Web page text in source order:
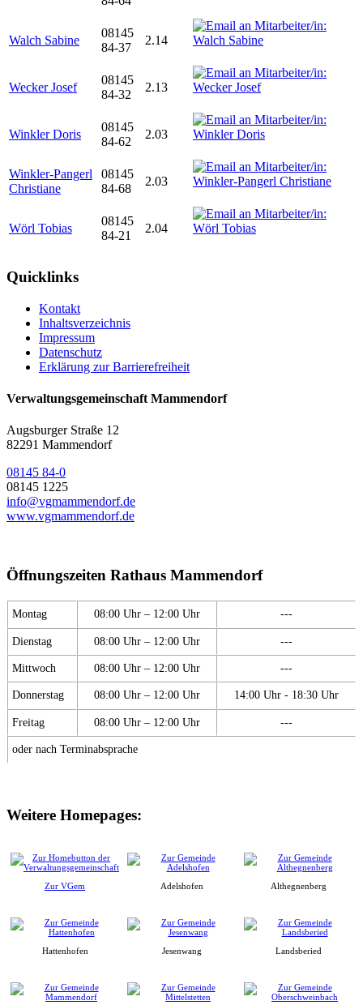
Walch Sabine
08145
84-37
2.14
Wecker Josef
08145
84-32
2.13
Winkler Doris
08145
84-62
2.03
Winkler-Pangerl
Christiane
08145
84-68
2.03
Wörl Tobias
08145
84-21
2.04
Quicklinks
Kontakt
Inhaltsverzeichnis
Impressum
Datenschutz
Erklärung zur Barrierefreiheit
Verwaltungsgemeinschaft Mammendorf
Augsburger Straße 12
82291 Mammendorf
08145 84-0
08145 1225
info@vgmammendorf.de
www.vgmammendorf.de
Öffnungszeiten Rathaus Mammendorf
Montag 08:00 Uhr – 12:00 Uhr ---
Dienstag 08:00 Uhr – 12:00 Uhr ---
Mittwoch 08:00 Uhr – 12:00 Uhr ---
Donnerstag 08:00 Uhr – 12:00 Uhr 14:00 Uhr - 18:30 Uhr
Freitag 08:00 Uhr – 12:00 Uhr ---
oder nach Terminabsprache
Weitere Homepages:
Zur VGem Adelshofen Althegnenberg
Hattenhofen Jesenwang Landsberied